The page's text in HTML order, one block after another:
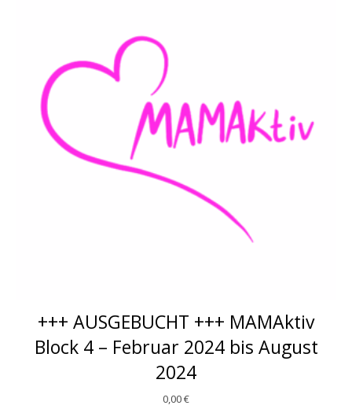
+++ AUSGEBUCHT +++ MAMAktiv
Block 4 – Februar 2024 bis August
2024
0,00€